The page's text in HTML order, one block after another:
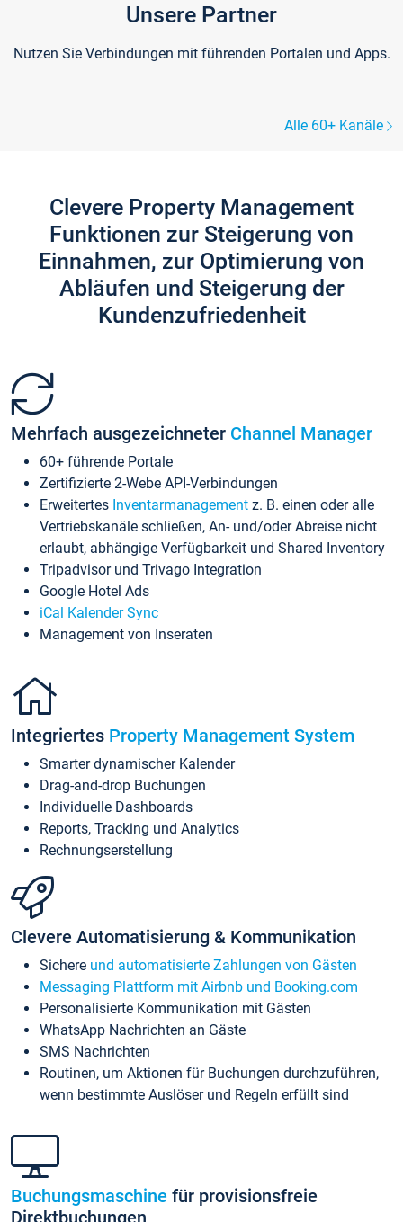
Unsere Partner
Nutzen Sie Verbindungen mit führenden Portalen und Apps.
Alle 60+ Kanäle
Clevere Property Management
Funktionen zur Steigerung von
Einnahmen, zur Optimierung von
Abläufen und Steigerung der
Kundenzufriedenheit
Mehrfach ausgezeichneter Channel Manager
60+ führende Portale
Zertifizierte 2-Webe API-Verbindungen
Erweitertes Inventarmanagement z. B. einen oder alle
Vertriebskanäle schließen, An- und/oder Abreise nicht
erlaubt, abhängige Verfügbarkeit und Shared Inventory
Tripadvisor und Trivago Integration
Google Hotel Ads
iCal Kalender Sync
Management von Inseraten
Integriertes Property Management System
Smarter dynamischer Kalender
Drag-and-drop Buchungen
Individuelle Dashboards
Reports, Tracking und Analytics
Rechnungserstellung
Clevere Automatisierung & Kommunikation
Sichere und automatisierte Zahlungen von Gästen
Messaging Plattform mit Airbnb und Booking.com
Personalisierte Kommunikation mit Gästen
WhatsApp Nachrichten an Gäste
SMS Nachrichten
Routinen, um Aktionen für Buchungen durchzuführen,
wenn bestimmte Auslöser und Regeln erfüllt sind
Buchungsmaschine für provisionsfreie
Direktbuchungen